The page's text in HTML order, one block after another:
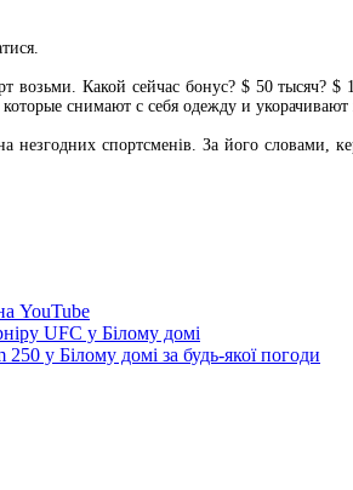
возьми. Какой сейчас бонус? $ 50
снимают с себя одежду и
спортсменів. За його словами,
YouTube
UFC у Білому домі
у Білому домі за будь-якої погоди